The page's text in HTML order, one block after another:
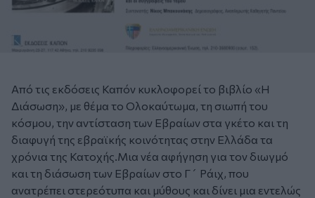
Από τις εκδόσεις Καπόν κυκλοφορεί το βιβλίο «Η
Διάσωση», με θέμα το Ολοκαύτωμα, τη σιωπή του
κόσμου, την αντίσταση των Εβραίων στα γκέτο και τη
διαφυγή της εβραϊκής κοινότητας στην Ελλάδα τα
χρόνια της Κατοχής.Μια νέα αφήγηση για τον διωγμό
και τη διάσωση των Εβραίων στο Γ´ Ράιχ, που
ανατρέπει στερεότυπα και μύθους και δίνει μια εντελώς